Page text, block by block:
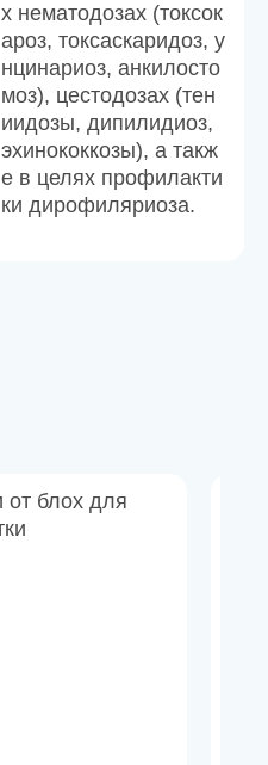
х нематодозах (токсок
ароз, токсаскаридоз, у
нцинариоз, анкилосто
моз), цестодозах (тен
иидозы, дипилидиоз,
эхинококкозы), а такж
е в целях профилакти
ки дирофиляриоза.